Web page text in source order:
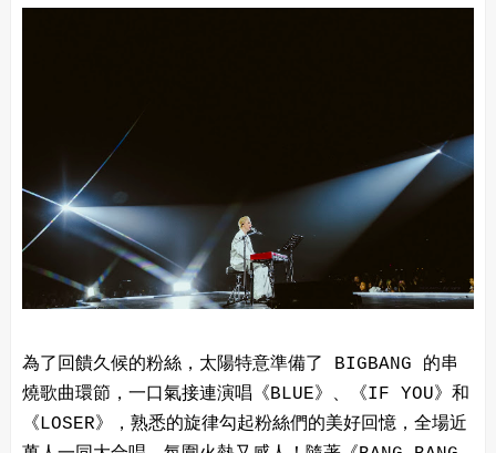
為了回饋久候的粉絲，太陽特意準備了 BIGBANG 的串
燒歌曲環節，一口氣接連演唱《BLUE》、《IF YOU》和
《LOSER》，熟悉的旋律勾起粉絲們的美好回憶，全場近